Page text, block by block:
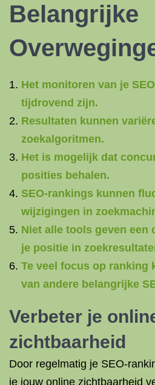
Belangrijke
Het monitoren van je
tijdrovend zijn.
Resultaten kunnen
zoekalgoritmen.
Het is mogelijk dat
posities behalen.
SEO-rankings kunnen
wijzigingen in
Niet alle tools geven een
je positie in
Te veel focus op ranking
van andere belangrijke
Verbeter je
zichtbaarheid
Door regelmatig je SEO-
je jouw online zichtbaarheid